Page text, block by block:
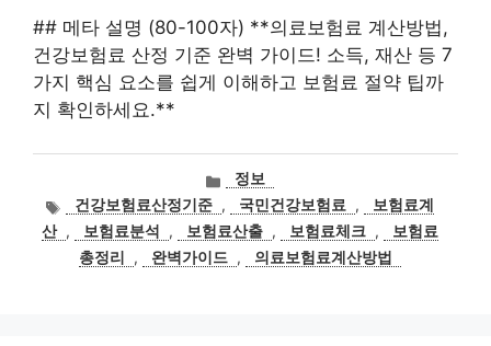
## 메타 설명 (80-100자) **의료보험료 계산방법,
건강보험료 산정 기준 완벽 가이드! 소득, 재산 등 7
가지 핵심 요소를 쉽게 이해하고 보험료 절약 팁까
지 확인하세요.**
카
고
리
정보
태건강보험료산정기준 , 국민건강보험료 ,
보험료계
산 , 보험료분석 , 보험료산출 , 보험료체크 ,
보험료
총정리
, 완벽가이드 , 의료보험료계산방법